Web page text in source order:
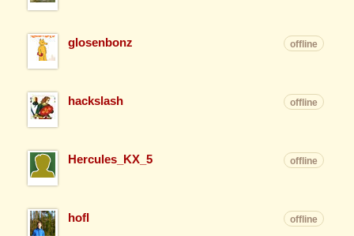
glosenbonz offline
hackslash offline
Hercules_KX_5 offline
hofl offline